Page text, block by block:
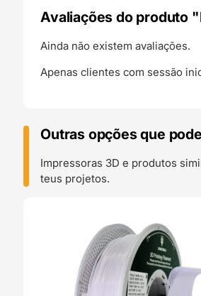
Avaliações do produto
Ainda não existem avaliações.
Apenas clientes com sessão
Outras opções que
Impressoras 3D e produtos
teus projetos.